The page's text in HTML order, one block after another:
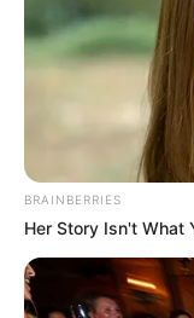
RECIBO DEL
CORTES DE
REGIOTRAM
LOCALIDAD
BRAINBERRIES
Her Story Isn't What